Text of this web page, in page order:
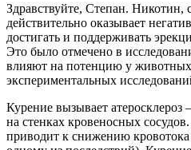
Здравствуйте, Степан. Никотин,
действительно оказывает
достигать и поддерживать
Это было отмечено в
влияют на потенцию у
экспериментальных
Курение вызывает
на стенках кровеносных
приводит к снижению